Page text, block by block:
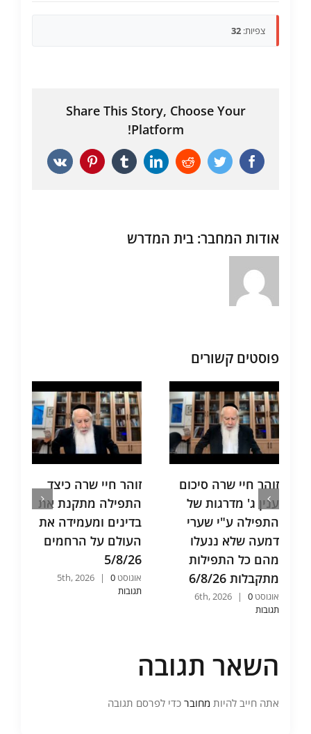
צפיות: 32
Share This Story, Choose Your
Platform!
Facebook
Twitter
Reddit
LinkedIn
Tumblr
Pinterest
Vk
אודות המחבר: בית המדרש
פוסטים קשורים
זוהר חיי שרה סיכום
ענין ג' מדרגות של
התפילה ע"י שערי
דמעה שלא ננעלו
מהם כל התפילות
מתקבלות 6/8/26
אוגוסט 6th, 20260
תגובות
זוהר חיי שרה כיצד
התפילה מתקנת את
בדינים ומעמידה את
העולם על הרחמים
5/8/26
אוגוסט 5th, 20260
תגובות
השאר תגובה
אתה חייב להיות מחובר כדי לפרסם תגובה